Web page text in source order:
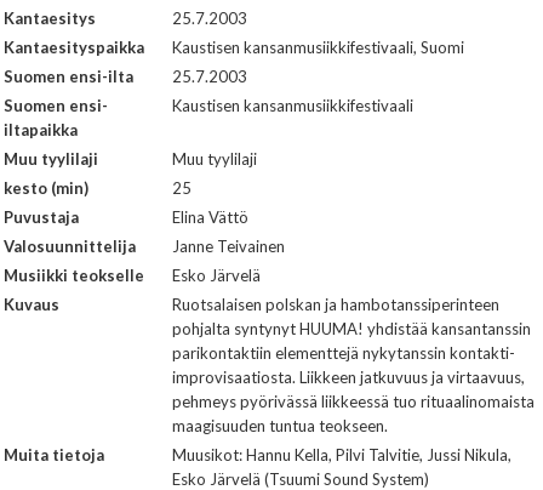
Kantaesitys
25.7.2003
Kantaesityspaikka
Kaustisen kansanmusiikkifestivaali, Suomi
Suomen ensi-ilta
25.7.2003
Suomen ensi-
iltapaikka
Kaustisen kansanmusiikkifestivaali
Muu tyylilaji
Muu tyylilaji
kesto (min)
25
Puvustaja
Elina Vättö
Valosuunnittelija
Janne Teivainen
Musiikki teokselle
Esko Järvelä
Kuvaus
Ruotsalaisen polskan ja hambotanssiperinteen
pohjalta syntynyt HUUMA! yhdistää kansantanssin
parikontaktiin elementtejä nykytanssin kontakti-
improvisaatiosta. Liikkeen jatkuvuus ja virtaavuus,
pehmeys pyörivässä liikkeessä tuo rituaalinomaista
maagisuuden tuntua teokseen.
Muita tietoja
Muusikot: Hannu Kella, Pilvi Talvitie, Jussi Nikula,
Esko Järvelä (Tsuumi Sound System)